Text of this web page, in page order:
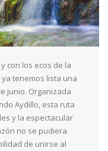
con los ecos de la
tenemos lista una
junio. Organizada
Aydillo, esta ruta
y la espectacular
no se pudiera
de unirse al